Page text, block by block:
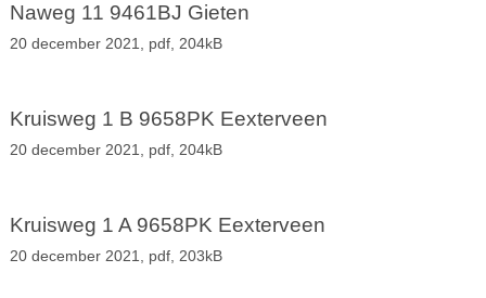
Naweg 11 9461BJ Gieten
20 december 2021, pdf, 204kB
Kruisweg 1 B 9658PK Eexterveen
20 december 2021, pdf, 204kB
Kruisweg 1 A 9658PK Eexterveen
20 december 2021, pdf, 203kB